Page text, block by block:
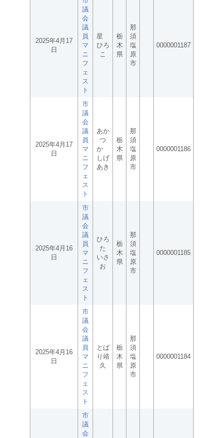
2025年4月17
日
議
会
議
員
マ
ニ
フ
ェ
ス
ト
星
ひろ
こ
栃
木
県
那
須
塩
原
市
0000001187
2025年4月17
日
市
議
会
議
員
マ
ニ
フ
ェ
ス
ト
あか
つ
か
しげ
あき
栃
木
県
那
須
塩
原
市
0000001186
2025年4月16
日
市
議
会
議
員
マ
ニ
フ
ェ
ス
ト
ひろ
た
いさ
お
栃
木
県
那
須
塩
原
市
0000001185
2025年4月16
日
市
議
会
議
員
マ
ニ
フ
ェ
ス
ト
とば
り靖
久
栃
木
県
那
須
塩
原
市
0000001184
市
議
会